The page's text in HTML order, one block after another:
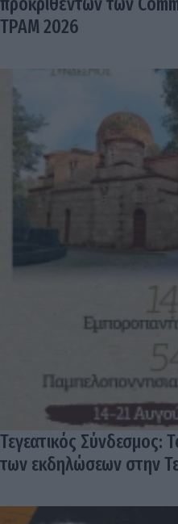
TPAM 2026
Τεγεατικός Σύνδεσμος:
των εκδηλώσεων στην